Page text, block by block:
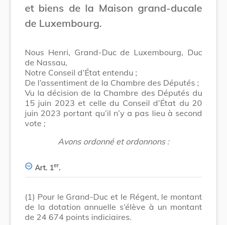
et biens de la Maison grand-ducale
de Luxembourg.
Nous Henri, Grand-Duc de Luxembourg, Duc
de Nassau,
Notre Conseil d’État entendu ;
De l’assentiment de la Chambre des Députés ;
Vu la décision de la Chambre des Députés du
15 juin 2023 et celle du Conseil d’État du 20
juin 2023 portant qu’il n’y a pas lieu à second
vote ;
Avons ordonné et ordonnons :
Art. 1er.
(1) Pour le Grand-Duc et le Régent, le montant
de la dotation annuelle s’élève à un montant
de 24 674 points indiciaires.